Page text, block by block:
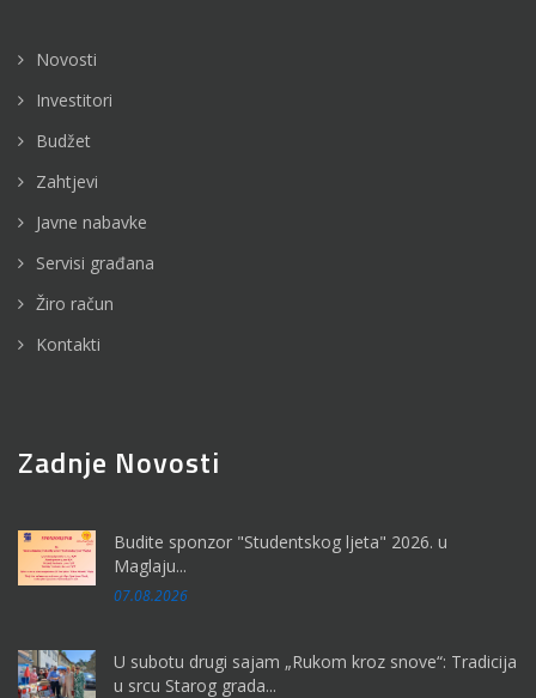
Novosti
Investitori
Budžet
Zahtjevi
Javne nabavke
Servisi građana
Žiro račun
Kontakti
Zadnje Novosti
Budite sponzor "Studentskog ljeta" 2026. u
Maglaju...
07.08.2026
U subotu drugi sajam „Rukom kroz snove“: Tradicija
u srcu Starog grada...